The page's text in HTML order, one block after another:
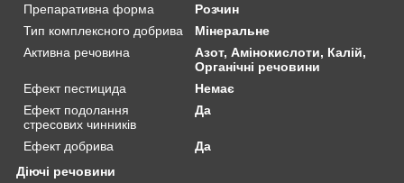
Препаративна форма
Розчин
Тип комплексного добрива
Мінеральне
Активна речовина
Азот, Амінокислоти, Калій,
Органічні речовини
Ефект пестицида
Немає
Ефект подолання
стресових чинників
Да
Ефект добрива
Да
Діючі речовини